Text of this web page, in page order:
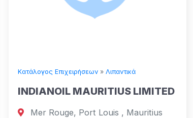
Κατάλογος Επιχειρήσεων»Λιπαντικά
INDIANOIL MAURITIUS LIMITED
Mer Rouge, Port Louis , Mauritius